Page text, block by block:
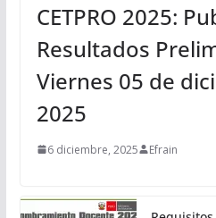
CETPRO 2025:
Resultados
Viernes 05 de
2025
6 diciembre, 2025 Efrain